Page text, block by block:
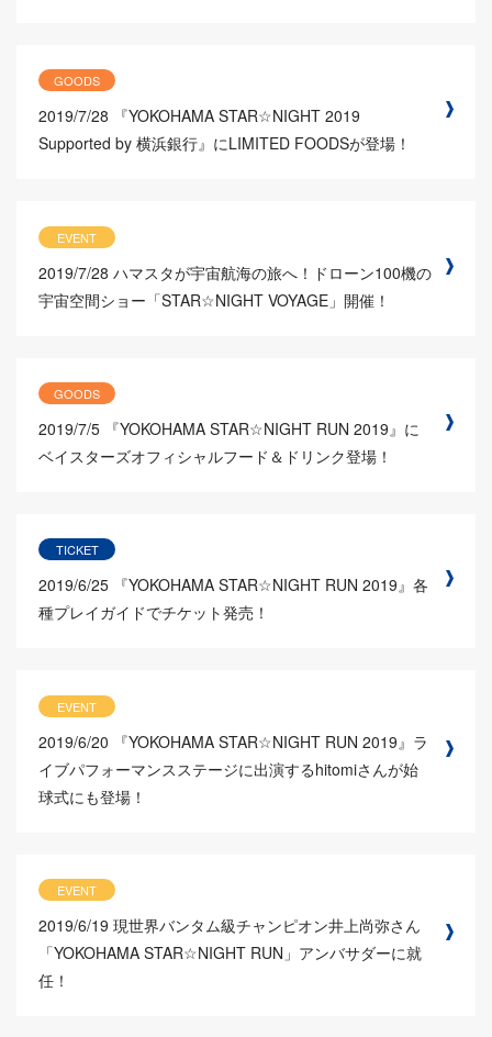
GOODS
2019/7/28
『YOKOHAMA STAR☆NIGHT 2019
Supported by 横浜銀行』にLIMITED FOODSが登場！
EVENT
2019/7/28 ハマスタが宇宙航海の旅へ！ドローン100機の
宇宙空間ショー「STAR☆NIGHT VOYAGE」開催！
GOODS
2019/7/5 『YOKOHAMA STAR☆NIGHT RUN 2019』に
ベイスターズオフィシャルフード＆ドリンク登場！
TICKET
2019/6/25 『YOKOHAMA STAR☆NIGHT RUN 2019』各
種プレイガイドでチケット発売！
EVENT
2019/6/20
『YOKOHAMA STAR☆NIGHT RUN 2019』ラ
イブパフォーマンスステージに出演するhitomiさんが始
球式にも登場！
EVENT
2019/6/19 現世界バンタム級チャンピオン井上尚弥さん
「YOKOHAMA STAR☆NIGHT RUN」アンバサダーに就
任！